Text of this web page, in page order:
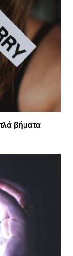
βήματα